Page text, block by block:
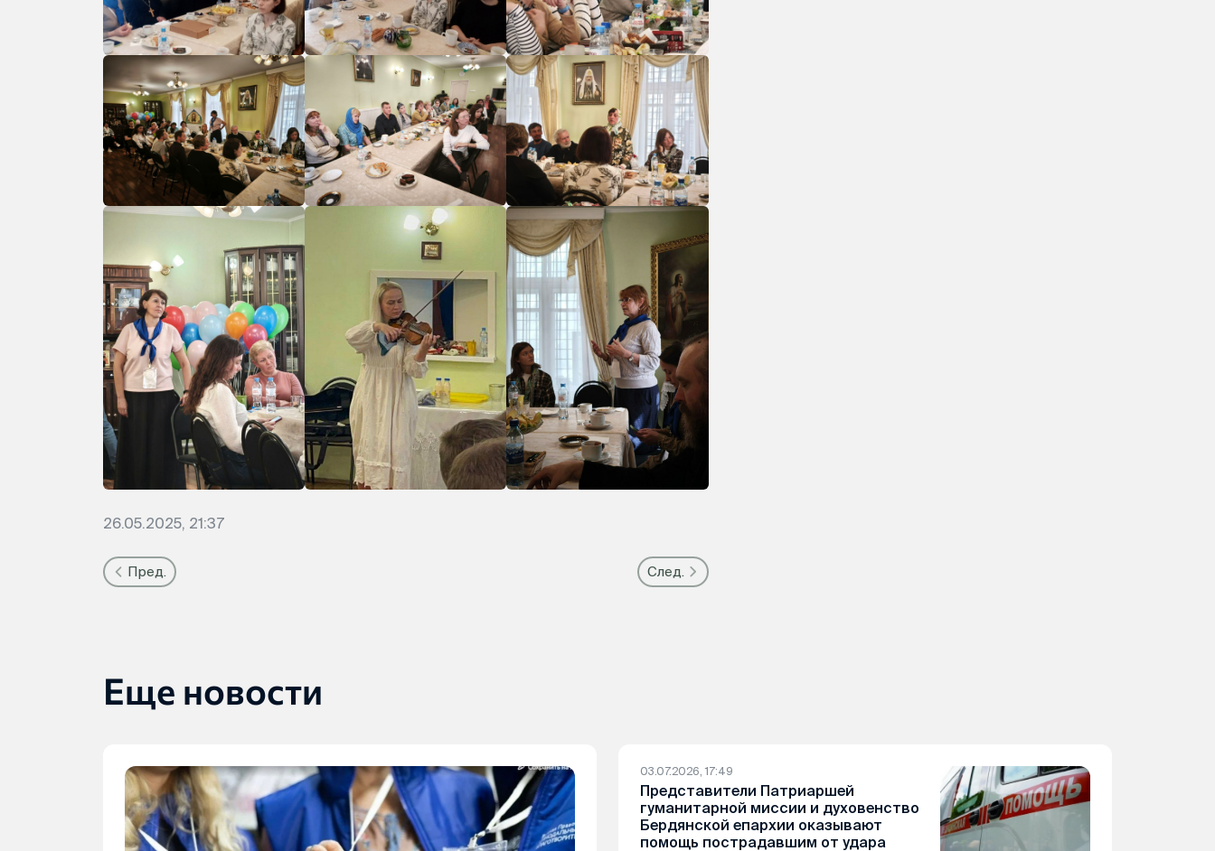
26.05.2025, 21:37
Пред. След.
Еще новости
03.07.2026, 17:49
Представители Патриаршей
гуманитарной миссии и духовенство
Бердянской епархии оказывают
помощь пострадавшим от удара